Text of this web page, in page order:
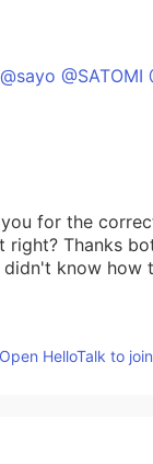
@SATOMI
for the
right? Thanks
know
Open HelloTalk to